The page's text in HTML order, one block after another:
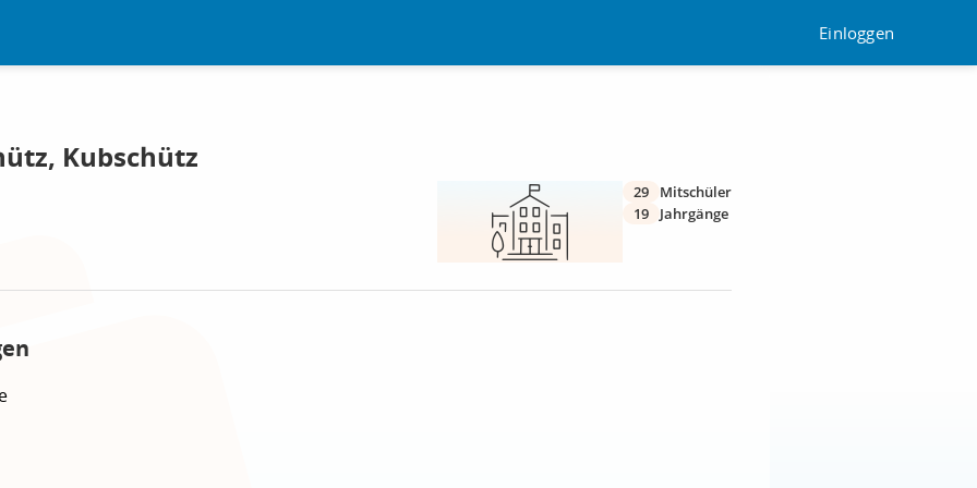
Einloggen
Kubschütz
29
Mitschüler
19
Jahrgänge